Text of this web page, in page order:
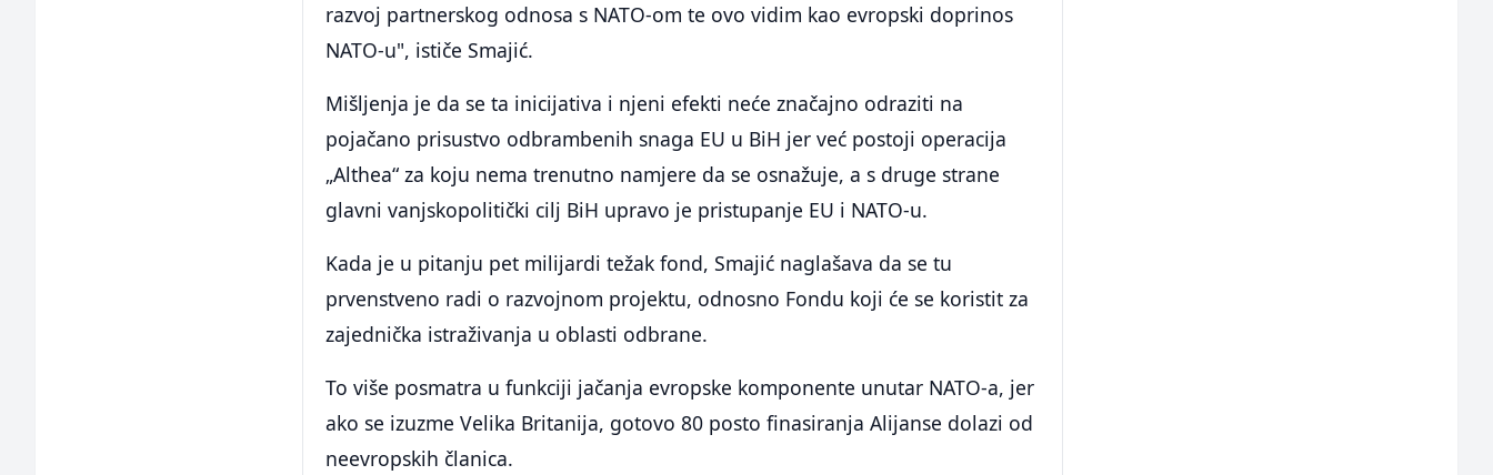
razvoj partnerskog odnosa s NATO-om te ovo vidim kao evropski doprinos
NATO-u", ističe Smajić.
Mišljenja je da se ta inicijativa i njeni efekti neće značajno odraziti na
pojačano prisustvo odbrambenih snaga EU u BiH jer već postoji operacija
„Althea“ za koju nema trenutno namjere da se osnažuje, a s druge strane
glavni vanjskopolitički cilj BiH upravo je pristupanje EU i NATO-u.
Kada je u pitanju pet milijardi težak fond, Smajić naglašava da se tu
prvenstveno radi o razvojnom projektu, odnosno Fondu koji će se koristit za
zajednička istraživanja u oblasti odbrane.
To više posmatra u funkciji jačanja evropske komponente unutar NATO-a, jer
ako se izuzme Velika Britanija, gotovo 80 posto finasiranja Alijanse dolazi od
neevropskih članica.